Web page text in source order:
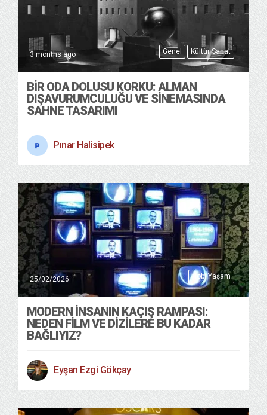
Genel Kültür Sanat
3 months ago
BIR ODA DOLUSU KORKU: ALMAN
DIŞAVURUMCULUĞU VE SINEMASINDA
SAHNE TASARIMI
Pınar Halisipek
Hobi Yaşam
25/02/2026
MODERN İNSANIN KAÇIŞ RAMPASI:
NEDEN FİLM VE DİZİLERE BU KADAR
BAĞLIYIZ?
Eyşan Ezgi Gökçay